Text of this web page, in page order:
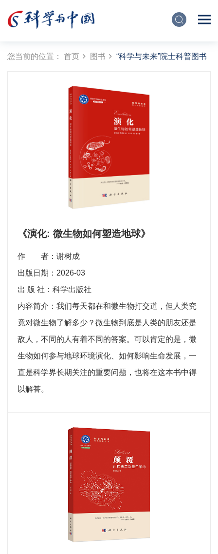
您当前的位置： 首页 图书 “科学与未来”院士科普图书
《演化: 微生物如何塑造地球》
作 者：谢树成
出版日期：2026-03
出 版 社：科学出版社
内容简介：我们每天都在和微生物打交道，但人类究
竟对微生物了解多少？微生物到底是人类的朋友还是
敌人，不同的人有着不同的答案。可以肯定的是，微
生物如何参与地球环境演化、如何影响生命发展，一
直是科学界长期关注的重要问题，也将在这本书中得
以解答。